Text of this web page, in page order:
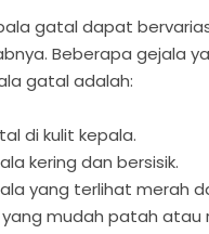
gatal dapat
Beberapa gejala
gatal adalah:
di kulit kepala.
kering dan bersisik.
yang terlihat merah
mudah patah atau